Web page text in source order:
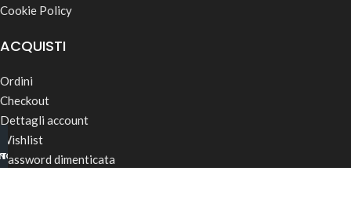
Cookie Policy
ACQUISTI
Ordini
Checkout
Dettagli account
Wishlist
Password dimenticata
B2B